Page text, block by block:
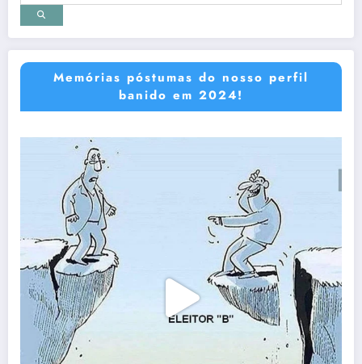
Memórias póstumas do nosso perfil
banido em 2024!